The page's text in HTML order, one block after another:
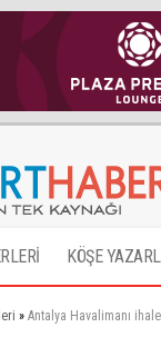
KÖŞE
» Antalya Havalimanı